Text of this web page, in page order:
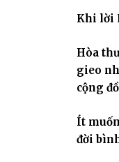
Khi lời
Hòa
gieo
cộng
Ít
đời